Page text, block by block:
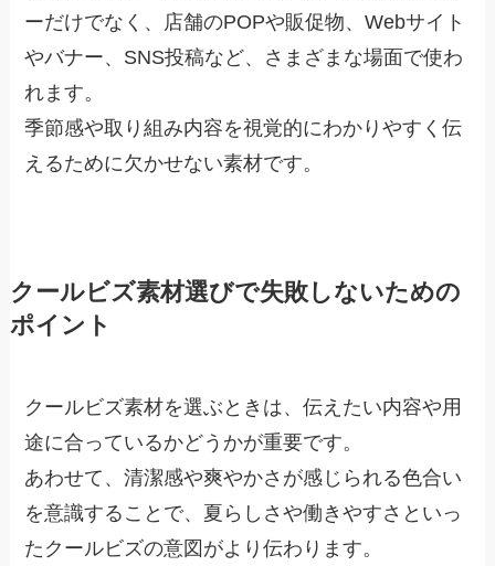
ーだけでなく、店舗のPOPや販促物、Webサイト
やバナー、SNS投稿など、さまざまな場面で使わ
れます。
季節感や取り組み内容を視覚的にわかりやすく伝
えるために欠かせない素材です。
クールビズ素材選びで失敗しないための
ポイント
クールビズ素材を選ぶときは、伝えたい内容や用
途に合っているかどうかが重要です。
あわせて、清潔感や爽やかさが感じられる色合い
を意識することで、夏らしさや働きやすさといっ
たクールビズの意図がより伝わります。